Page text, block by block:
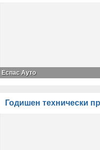
Еспас Ауто
Годишен технически